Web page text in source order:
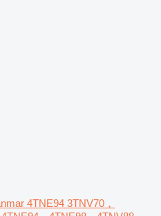
4TNE94 3TNV70，